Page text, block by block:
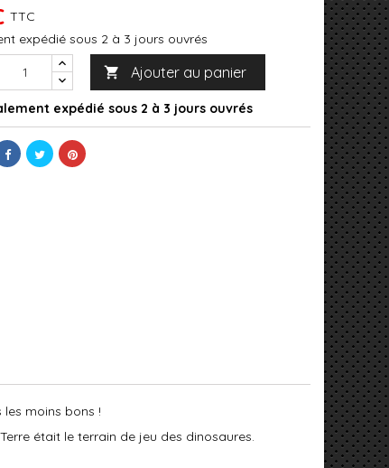
TTC
expédié sous 2 à 3 jours ouvrés
 Ajouter au panier
expédié sous 2 à 3 jours ouvrés
moins bons !
était le terrain de jeu des dinosaures.